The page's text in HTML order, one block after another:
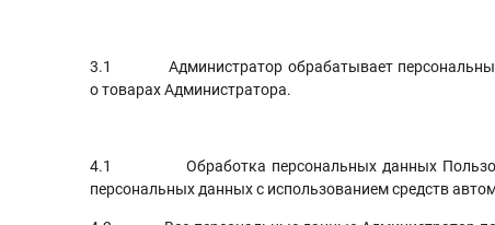
3.1 Администратор обрабатывает персональные
о товарах Администратора.
4.1 Обработка персональных данных
персональных данных с использованием средств